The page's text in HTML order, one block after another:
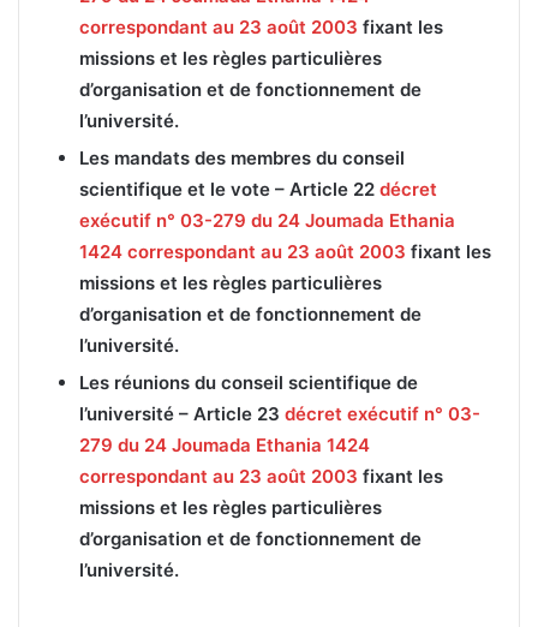
correspondant au 23 août 2003 fixant les
missions et les règles particulières
d’organisation et de fonctionnement de
l’université.
Les mandats des membres du conseil
scientifique et le vote – Article 22 décret
exécutif n° 03-279 du 24 Joumada Ethania
1424 correspondant au 23 août 2003 fixant les
missions et les règles particulières
d’organisation et de fonctionnement de
l’université.
Les réunions du conseil scientifique de
l’université – Article 23 décret exécutif n° 03-
279 du 24 Joumada Ethania 1424
correspondant au 23 août 2003 fixant les
missions et les règles particulières
d’organisation et de fonctionnement de
l’université.